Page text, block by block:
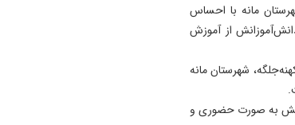
مانه با احساس
از آموزش
شهرستان مانه
به صورت حضوری و